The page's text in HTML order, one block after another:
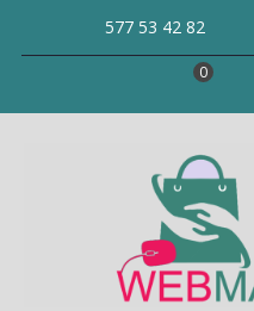
577 53 42 82
0